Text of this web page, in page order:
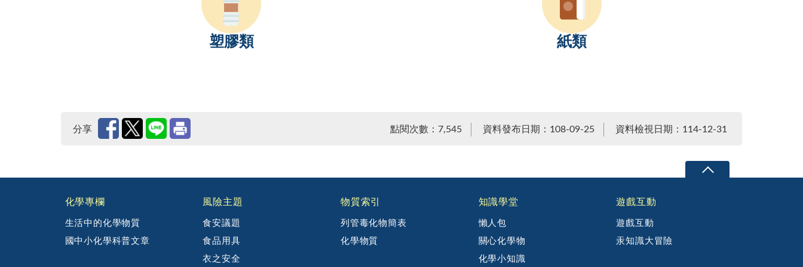
塑膠類 紙類
分享 點閱次數：7,545 資料發布日期：108-09-25 資料檢視日期：114-12-31
化學專欄
生活中的化學物質
國中小化學科普文章
風險主題
食安議題
食品用具
衣之安全
物質索引
列管毒化物簡表
化學物質
知識學堂
懶人包
關心化學物
化學小知識
遊戲互動
遊戲互動
汞知識大冒險